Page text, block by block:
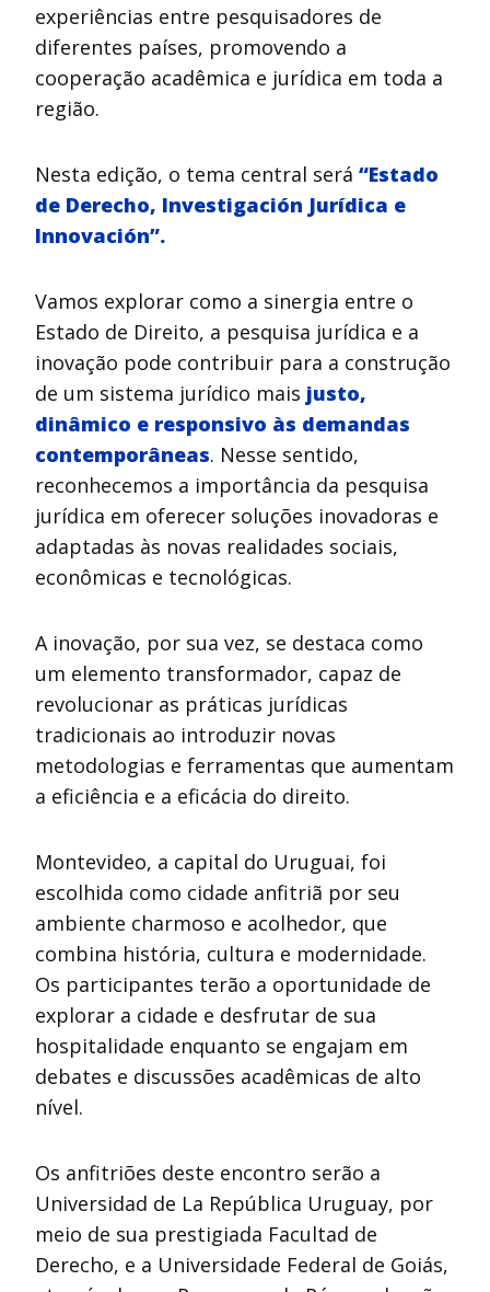
experiências entre pesquisadores de
diferentes países, promovendo a
cooperação acadêmica e jurídica em toda a
região.
Nesta edição, o tema central será“Estado
de Derecho, Investigación Jurídica e
Innovación”.
Vamos explorar como a sinergia entre o
Estado de Direito, a pesquisa jurídica e a
inovação pode contribuir para a construção
de um sistema jurídico mais justo,
dinâmico e responsivo às demandas
contemporâneas. Nesse sentido,
reconhecemos a importância da pesquisa
jurídica em oferecer soluções inovadoras e
adaptadas às novas realidades sociais,
econômicas e tecnológicas.
A inovação, por sua vez, se destaca como
um elemento transformador, capaz de
revolucionar as práticas jurídicas
tradicionais ao introduzir novas
metodologias e ferramentas que aumentam
a eficiência e a eficácia do direito.
Montevideo, a capital do Uruguai, foi
escolhida como cidade anfitriã por seu
ambiente charmoso e acolhedor, que
combina história, cultura e modernidade.
Os participantes terão a oportunidade de
explorar a cidade e desfrutar de sua
hospitalidade enquanto se engajam em
debates e discussões acadêmicas de alto
nível.
Os anfitriões deste encontro serão a
Universidad de La República Uruguay, por
meio de sua prestigiada Facultad de
Derecho, e a Universidade Federal de Goiás,